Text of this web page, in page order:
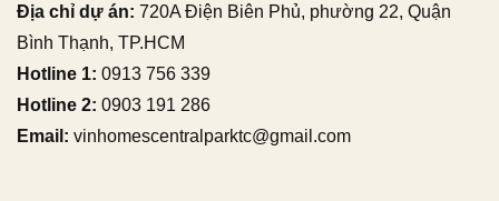
Địa chỉ dự án: 720A Điện Biên Phủ, phường 22, Quận
Bình Thạnh, TP.HCM
Hotline 1: 0913 756 339
Hotline 2: 0903 191 286
Email: vinhomescentralparktc@gmail.com